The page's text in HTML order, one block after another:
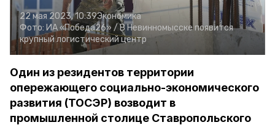
22 мая 2023, 10:39Экономика
Фото: ИА «Победа26» / В Невинномысске появится
крупный логистический центр
Один из резидентов территории
опережающего социально-экономического
развития (ТОСЭР) возводит в
промышленной столице Ставропольского